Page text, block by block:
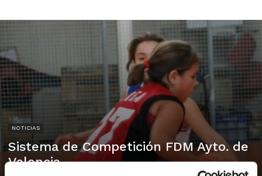
NOTICIAS
Sistema de Competición FDM Ayto. de
Valencia